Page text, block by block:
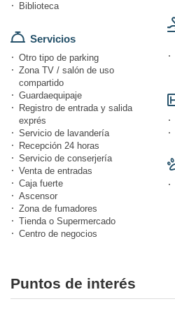
Biblioteca
Servicios
Otro tipo de parking
Zona TV / salón de uso
compartido
Guardaequipaje
Registro de entrada y salida
exprés
Servicio de lavandería
Recepción 24 horas
Servicio de conserjería
Venta de entradas
Caja fuerte
Ascensor
Zona de fumadores
Tienda o Supermercado
Centro de negocios
Puntos de interés